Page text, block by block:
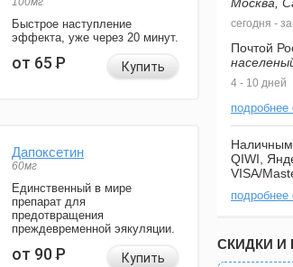
Быстрое наступление
эффекта, уже через 20 минут.
от 65Р Купить
Дапоксетин
60мг
Единственный в мире
препарат для
предотвращения
преждевременной эякуляции.
от 90Р Купить
сегодня -
Почтой
4 - 10 дней
подробнее
QIWI,
VISA/
подробнее
СКИДКИ И